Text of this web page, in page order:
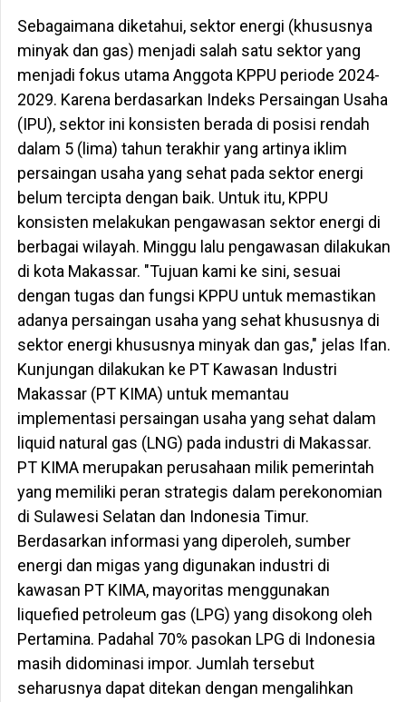
Sebagaimana diketahui, sektor energi (khususnya
minyak dan gas) menjadi salah satu sektor yang
menjadi fokus utama Anggota KPPU periode 2024-
2029. Karena berdasarkan Indeks Persaingan Usaha
(IPU), sektor ini konsisten berada di posisi rendah
dalam 5 (lima) tahun terakhir yang artinya iklim
persaingan usaha yang sehat pada sektor energi
belum tercipta dengan baik. Untuk itu, KPPU
konsisten melakukan pengawasan sektor energi di
berbagai wilayah. Minggu lalu pengawasan dilakukan
di kota Makassar. "Tujuan kami ke sini, sesuai
dengan tugas dan fungsi KPPU untuk memastikan
adanya persaingan usaha yang sehat khususnya di
sektor energi khususnya minyak dan gas," jelas Ifan.
Kunjungan dilakukan ke PT Kawasan Industri
Makassar (PT KIMA) untuk memantau
implementasi persaingan usaha yang sehat dalam
liquid natural gas (LNG) pada industri di Makassar.
PT KIMA merupakan perusahaan milik pemerintah
yang memiliki peran strategis dalam perekonomian
di Sulawesi Selatan dan Indonesia Timur.
Berdasarkan informasi yang diperoleh, sumber
energi dan migas yang digunakan industri di
kawasan PT KIMA, mayoritas menggunakan
liquefied petroleum gas (LPG) yang disokong oleh
Pertamina. Padahal 70% pasokan LPG di Indonesia
masih didominasi impor. Jumlah tersebut
seharusnya dapat ditekan dengan mengalihkan